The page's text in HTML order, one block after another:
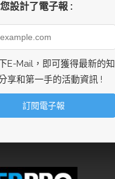
設計了電子報 :
E-Mail，即可獲得最新的知
享和第一手的活動資訊 !